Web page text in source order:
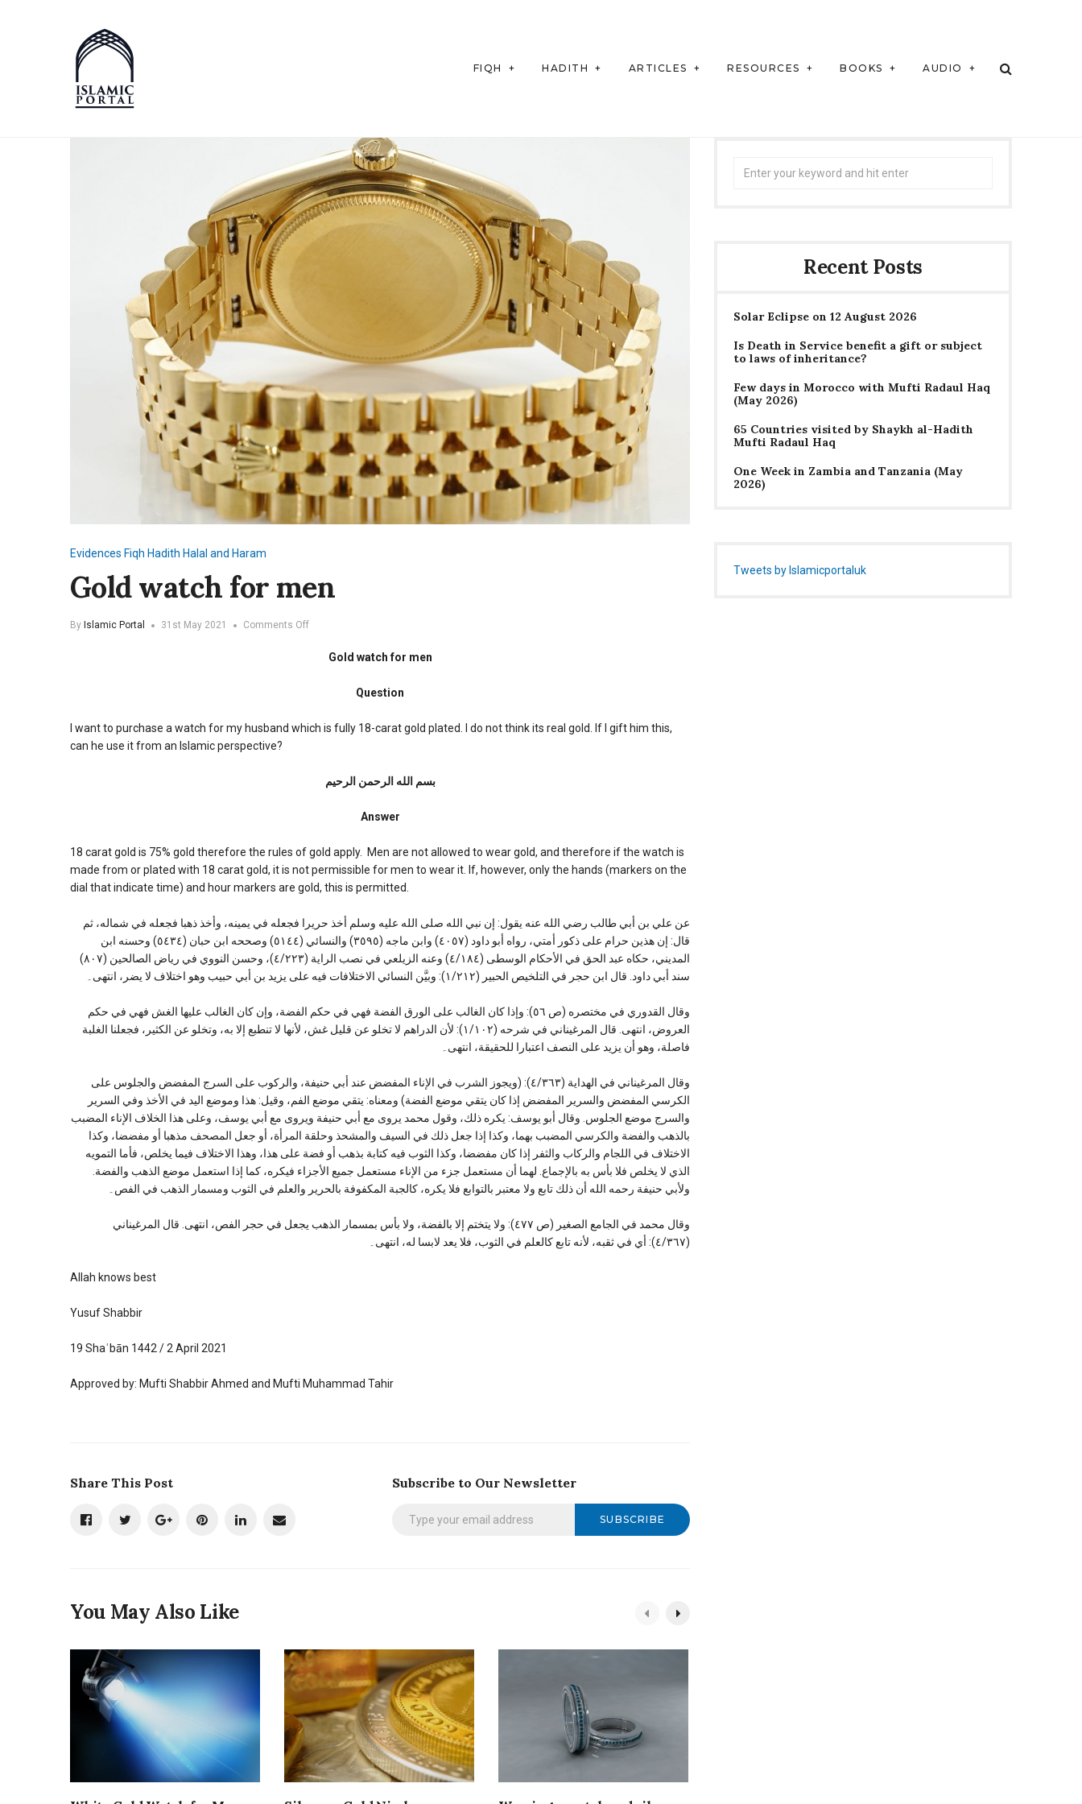
FIQH HADITH ARTICLES RESOURCES BOOKS AUDIO
Evidences Fiqh Hadith Halal and Haram
Gold watch for men
By Islamic Portal 31st May 2021 Comments Offon
watchGold watch for men
Question
I want to purchase a watch for my husband which is fully 18-carat gold plated. I do not think its real gold. If I gift him this,
can he use it from an Islamic perspective?
بسم الله الرحمن الرحیم
Answer
18 carat gold is 75% gold therefore the rules of gold apply. Men are not allowed to wear gold, and therefore if the watch is
made from or plated with 18 carat gold, it is not permissible for men to wear it. If, however, only the hands (markers on the
dial that indicate time) and hour markers are gold, this is permitted.
عن علي بن أبي طالب رضي الله عنه يقول: إن نبي الله صلى الله عليه وسلم أخذ حريرا فجعله في يمينه، وأخذ ذهبا فجعله في شماله، ثم
قال: إن هذين حرام على ذكور أمتي، رواه أبو داود (٤٠٥٧) وابن ماجه (٣٥٩٥) والنسائي (٥١٤٤) وصححه ابن حبان (٥٤٣٤) وحسنه ابن
المديني، حكاه عبد الحق في الأحكام الوسطى (٤/١٨٤) وعنه الزيلعي في نصب الراية (٤/٢٢٣)، وحسن النووي في رياض الصالحين (٨٠٧)
سند أبي داود. قال ابن حجر في التلخيص الحبير (١/٢١٢): وبيَّن النسائي الاختلافات فيه على يزيد بن أبي حبيب وهو اختلاف لا يضر، انتهى۔
وقال القدوري في مختصره (ص ٥٦): وإذا كان الغالب على الورق الفضة فهي في حكم الفضة، وإن كان الغالب عليها الغش فهي في حكم
العروض، انتهى. قال المرغيناني في شرحه (١/١٠٢): لأن الدراهم لا تخلو عن قليل غش، لأنها لا تنطبع إلا به، وتخلو عن الكثير، فجعلنا الغلبة
فاصلة، وهو أن يزيد على النصف اعتبارا للحقيقة، انتهى۔
وقال المرغيناني في الهداية (٤/٣٦٣): (ويجوز الشرب في الإناء المفضض عند أبي حنيفة، والركوب على السرج المفضض والجلوس على
الكرسي المفضض والسرير المفضض إذا كان يتقي موضع الفضة) ومعناه: يتقي موضع الفم، وقيل: هذا وموضع اليد في الأخذ وفي السرير
والسرج موضع الجلوس. وقال أبو يوسف: يكره ذلك، وقول محمد يروى مع أبي حنيفة ويروى مع أبي يوسف، وعلى هذا الخلاف الإناء المضبب
بالذهب والفضة والكرسي المضبب بهما، وكذا إذا جعل ذلك في السيف والمشحذ وحلقة المرأة، أو جعل المصحف مذهبا أو مفضضا، وكذا
الاختلاف في اللجام والركاب والثفر إذا كان مفضضا، وكذا الثوب فيه كتابة بذهب أو فضة على هذا، وهذا الاختلاف فيما يخلص، فأما التمويه
الذي لا يخلص فلا بأس به بالإجماع. لهما أن مستعمل جزء من الإناء مستعمل جميع الأجزاء فيكره، كما إذا استعمل موضع الذهب والفضة.
ولأبي حنيفة رحمه الله أن ذلك تابع ولا معتبر بالتوابع فلا يكره، كالجبة المكفوفة بالحرير والعلم في الثوب ومسمار الذهب في الفص۔
وقال محمد في الجامع الصغير (ص ٤٧٧): ولا يتختم إلا بالفضة، ولا بأس بمسمار الذهب يجعل في حجر الفص، انتهى. قال المرغيناني
(٤/٣٦٧): أي في ثقبه، لأنه تابع كالعلم في الثوب، فلا يعد لابسا له، انتهى۔
Allah knows best
Yusuf Shabbir
19 Shaʿbān 1442 / 2 April 2021
Approved by: Mufti Shabbir Ahmed and Mufti Muhammad Tahir
Share This Post Subscribe to Our Newsletter
SUBSCRIBE
You May Also Like
Recent Posts
Solar Eclipse on 12 August 2026
Is Death in Service benefit a gift or subject
to laws of inheritance?
Few days in Morocco with Mufti Radaul Haq
(May 2026)
65 Countries visited by Shaykh al-Hadith
Mufti Radaul Haq
One Week in Zambia and Tanzania (May
2026)
Tweets by Islamicportaluk